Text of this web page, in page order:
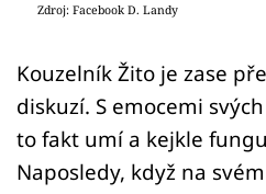
Sledujte nás
Zdroj: Facebook D. Landy
Kouzelník Žito je zase
diskuzí. S emocemi
to fakt umí a kejkle
Naposledy, když na